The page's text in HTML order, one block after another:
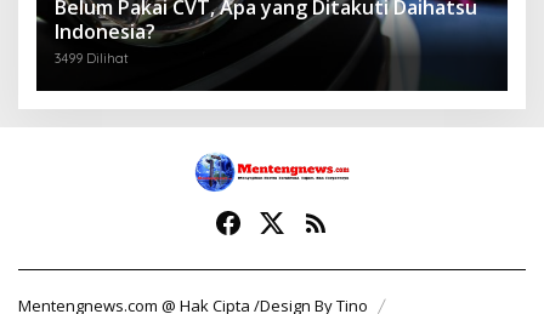
Belum Pakai CVT, Apa yang Ditakuti Daihatsu
Indonesia?
3499 Dilihat
Mentengnews.com @ Hak Cipta /Design By Tino